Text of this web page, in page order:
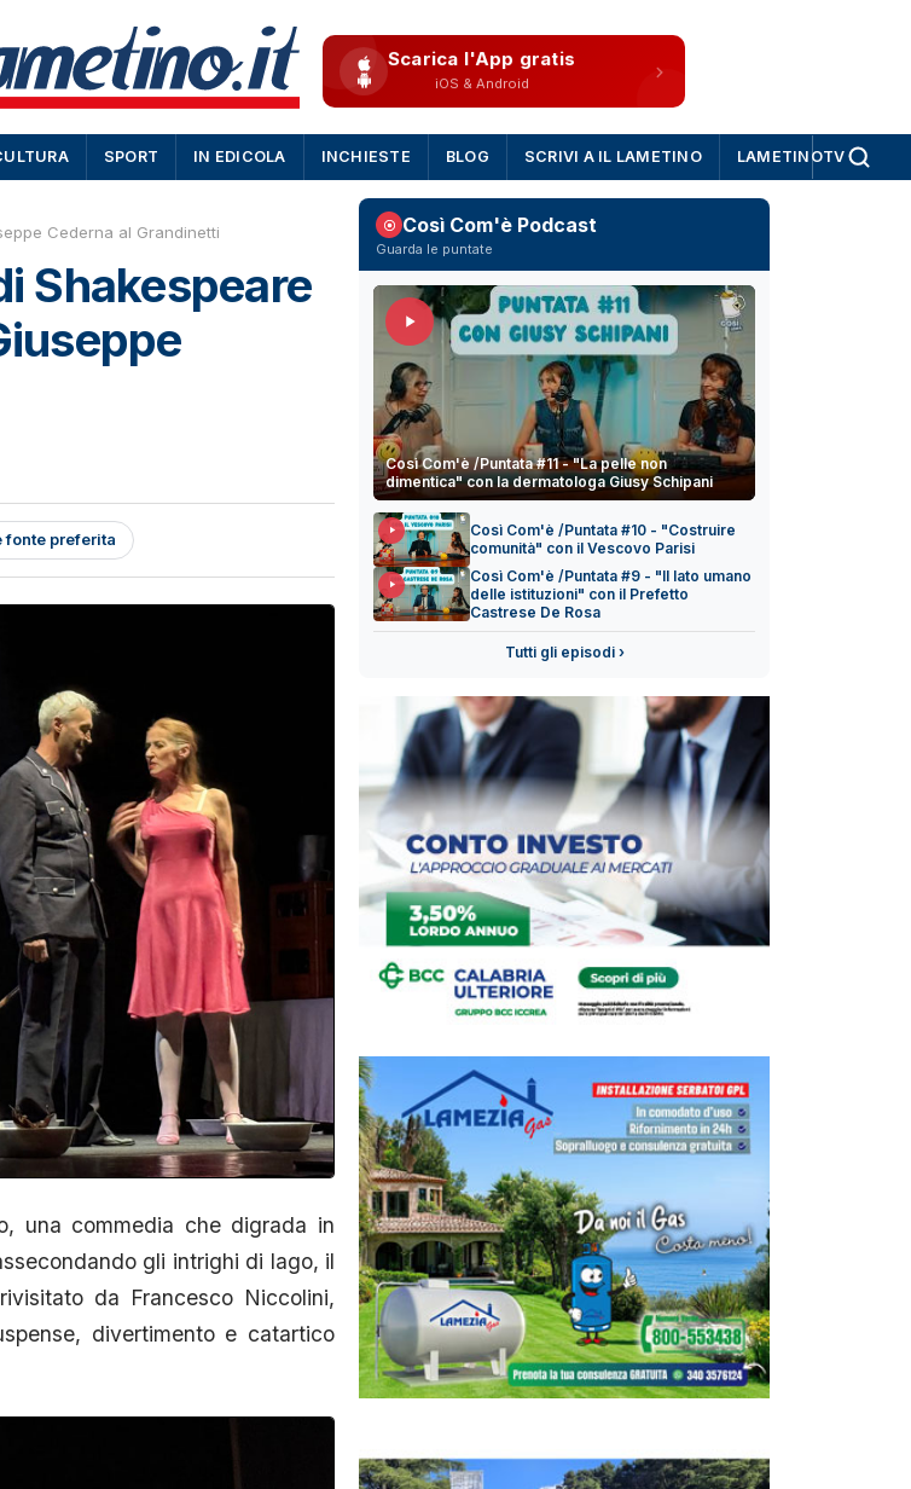
Scarica l'App gratis
iOS & Android
SPORT IN EDICOLA INCHIESTE BLOG SCRIVI A IL LAMETINO LAMETINOTV
Cederna al Grandinetti
Shakespeare
fonte preferita
una commedia che digrada in
gli intrighi di Iago, il
da Francesco Niccolini,
divertimento e catartico
Così Com'è Podcast
Guarda le puntate
Così Com'è /Puntata #11 - "La pelle non
dimentica" con la dermatologa Giusy Schipani
Così Com'è /Puntata #10 - "Costruire
comunità" con il Vescovo Parisi
Così Com'è /Puntata #9 - "Il lato umano
delle istituzioni" con il Prefetto
Castrese De Rosa
Tutti gli episodi ›